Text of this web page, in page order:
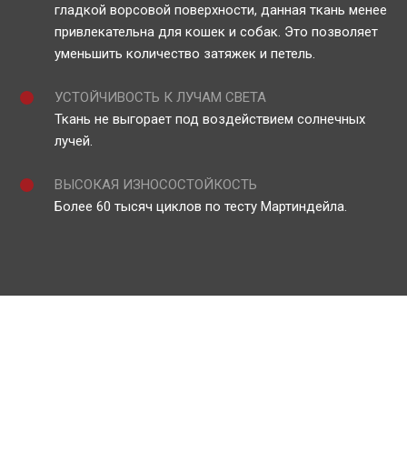
гладкой ворсовой поверхности, данная ткань менее
привлекательна для кошек и собак. Это позволяет
уменьшить количество затяжек и петель.
УСТОЙЧИВОСТЬ К ЛУЧАМ СВЕТА
Ткань не выгорает под воздействием солнечных
лучей.
ВЫСОКАЯ ИЗНОСОСТОЙКОСТЬ
Более 60 тысяч циклов по тесту Мартиндейла.